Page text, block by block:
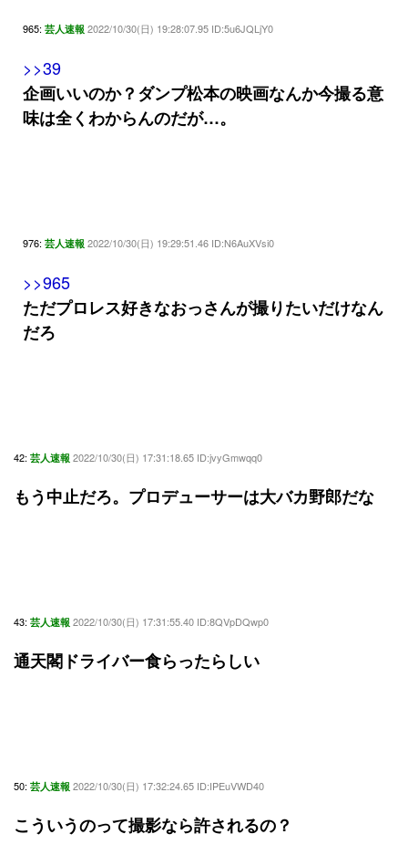
965: 芸人速報 2022/10/30(日) 19:28:07.95 ID:5u6JQLjY0
>>39
企画いいのか？ダンプ松本の映画なんか今撮る意
味は全くわからんのだが…。
976: 芸人速報 2022/10/30(日) 19:29:51.46 ID:N6AuXVsi0
>>965
ただプロレス好きなおっさんが撮りたいだけなん
だろ
42: 芸人速報 2022/10/30(日) 17:31:18.65 ID:jvyGmwqq0
もう中止だろ。プロデューサーは大バカ野郎だな
43: 芸人速報 2022/10/30(日) 17:31:55.40 ID:8QVpDQwp0
通天閣ドライバー食らったらしい
50: 芸人速報 2022/10/30(日) 17:32:24.65 ID:IPEuVWD40
こういうのって撮影なら許されるの？